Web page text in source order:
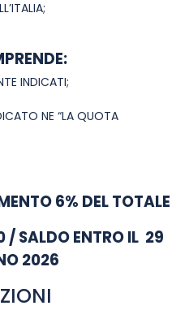
INDICATI;
NE “LA QUOTA
6% DEL TOTALE
SALDO ENTRO IL 29
2026